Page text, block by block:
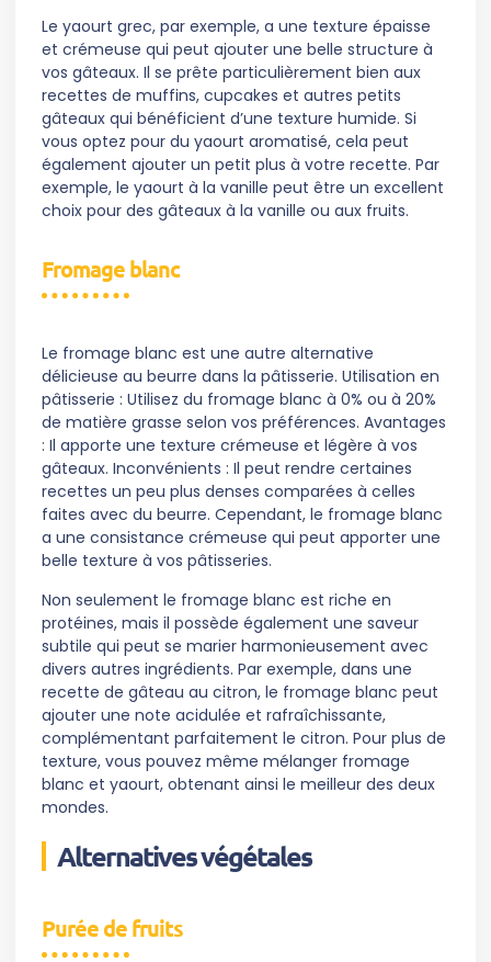
Le yaourt grec, par exemple, a une texture épaisse
et crémeuse qui peut ajouter une belle structure à
vos gâteaux. Il se prête particulièrement bien aux
recettes de muffins, cupcakes et autres petits
gâteaux qui bénéficient d’une texture humide. Si
vous optez pour du yaourt aromatisé, cela peut
également ajouter un petit plus à votre recette. Par
exemple, le yaourt à la vanille peut être un excellent
choix pour des gâteaux à la vanille ou aux fruits.
Fromage blanc
Le fromage blanc est une autre alternative
délicieuse au beurre dans la pâtisserie. Utilisation en
pâtisserie : Utilisez du fromage blanc à 0% ou à 20%
de matière grasse selon vos préférences. Avantages
: Il apporte une texture crémeuse et légère à vos
gâteaux. Inconvénients : Il peut rendre certaines
recettes un peu plus denses comparées à celles
faites avec du beurre. Cependant, le fromage blanc
a une consistance crémeuse qui peut apporter une
belle texture à vos pâtisseries.
Non seulement le fromage blanc est riche en
protéines, mais il possède également une saveur
subtile qui peut se marier harmonieusement avec
divers autres ingrédients. Par exemple, dans une
recette de gâteau au citron, le fromage blanc peut
ajouter une note acidulée et rafraîchissante,
complémentant parfaitement le citron. Pour plus de
texture, vous pouvez même mélanger fromage
blanc et yaourt, obtenant ainsi le meilleur des deux
mondes.
Alternatives végétales
Purée de fruits